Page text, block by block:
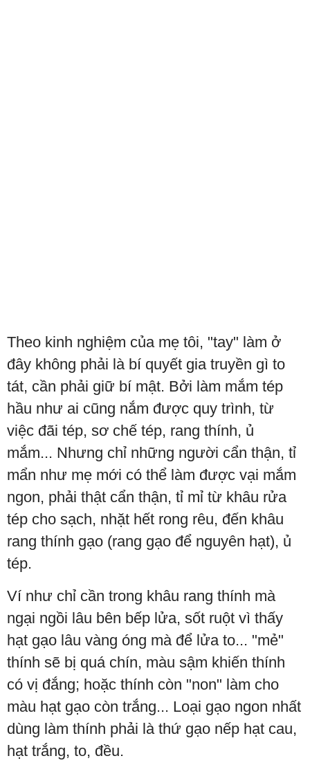
Theo kinh nghiệm của mẹ tôi, "tay" làm ở
đây không phải là bí quyết gia truyền gì to
tát, cần phải giữ bí mật. Bởi làm mắm tép
hầu như ai cũng nắm được quy trình, từ
việc đãi tép, sơ chế tép, rang thính, ủ
mắm... Nhưng chỉ những người cẩn thận, tỉ
mẩn như mẹ mới có thể làm được vại mắm
ngon, phải thật cẩn thận, tỉ mỉ từ khâu rửa
tép cho sạch, nhặt hết rong rêu, đến khâu
rang thính gạo (rang gạo để nguyên hạt), ủ
tép.
Ví như chỉ cần trong khâu rang thính mà
ngại ngồi lâu bên bếp lửa, sốt ruột vì thấy
hạt gạo lâu vàng óng mà để lửa to... "mẻ"
thính sẽ bị quá chín, màu sậm khiến thính
có vị đắng; hoặc thính còn "non" làm cho
màu hạt gạo còn trắng... Loại gạo ngon nhất
dùng làm thính phải là thứ gạo nếp hạt cau,
hạt trắng, to, đều.